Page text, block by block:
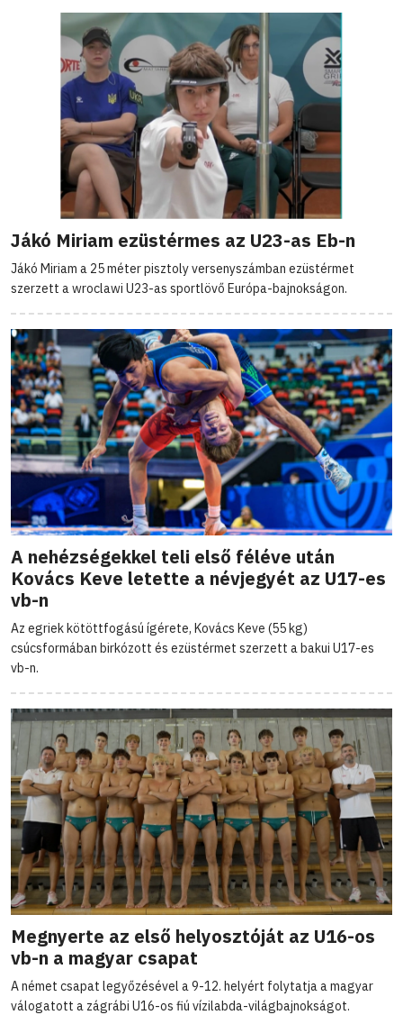
Jákó Miriam ezüstérmes az U23-as Eb-n
Jákó Miriam a 25 méter pisztoly versenyszámban ezüstérmet
szerzett a wroclawi U23-as sportlövő Európa-bajnokságon.
A nehézségekkel teli első féléve után
Kovács Keve letette a névjegyét az U17-es
vb-n
Az egriek kötöttfogású ígérete, Kovács Keve (55 kg)
csúcsformában birkózott és ezüstérmet szerzett a bakui U17-es
vb-n.
Megnyerte az első helyosztóját az U16-os
vb-n a magyar csapat
A német csapat legyőzésével a 9-12. helyért folytatja a magyar
válogatott a zágrábi U16-os fiú vízilabda-világbajnokságot.